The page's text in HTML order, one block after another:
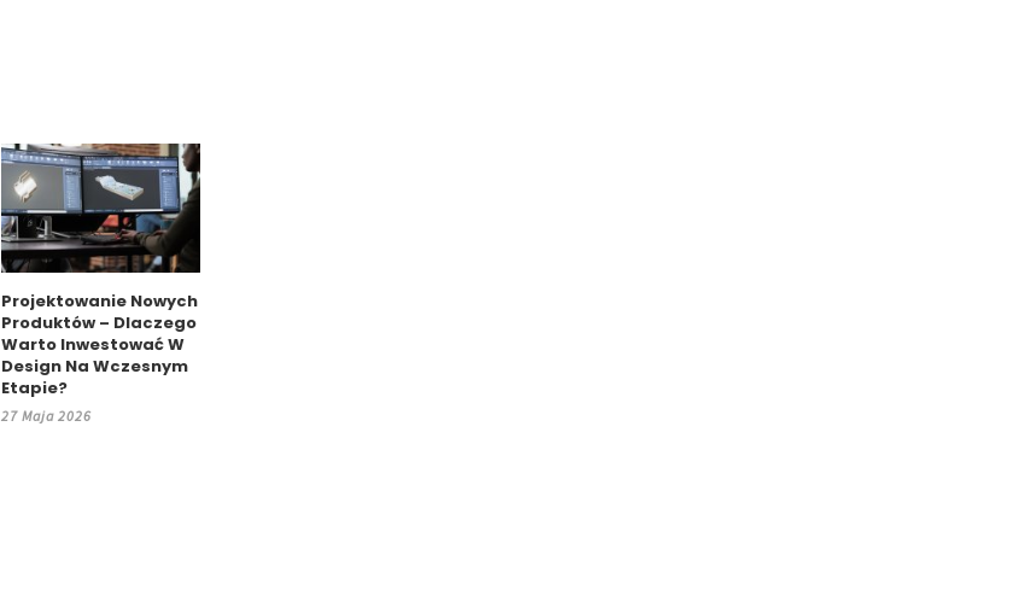
Projektowanie Nowych
Produktów – Dlaczego
Warto Inwestować W
Design Na Wczesnym
Etapie?
27 Maja 2026